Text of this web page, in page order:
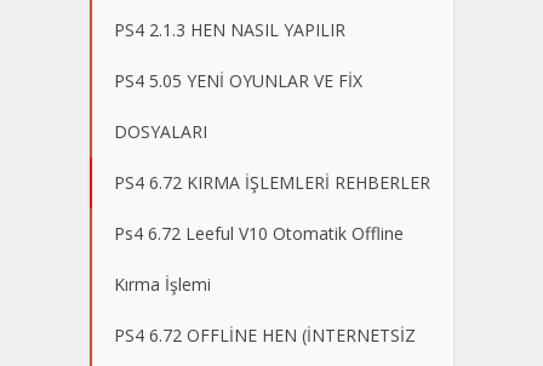
PS4 2.1.3 HEN NASIL YAPILIR
PS4 5.05 YENİ OYUNLAR VE FİX
DOSYALARI
PS4 6.72 KIRMA İŞLEMLERİ REHBERLER
Ps4 6.72 Leeful V10 Otomatik Offline
Kırma İşlemi
PS4 6.72 OFFLİNE HEN (İNTERNETSİZ